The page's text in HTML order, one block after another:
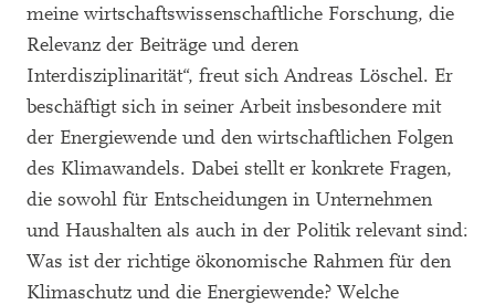
meine wirtschaftswissenschaftliche Forschung, die
Relevanz der Beiträge und deren
Interdisziplinarität“, freut sich Andreas Löschel. Er
beschäftigt sich in seiner Arbeit insbesondere mit
der Energiewende und den wirtschaftlichen Folgen
des Klimawandels. Dabei stellt er konkrete Fragen,
die sowohl für Entscheidungen in Unternehmen
und Haushalten als auch in der Politik relevant sind:
Was ist der richtige ökonomische Rahmen für den
Klimaschutz und die Energiewende? Welche